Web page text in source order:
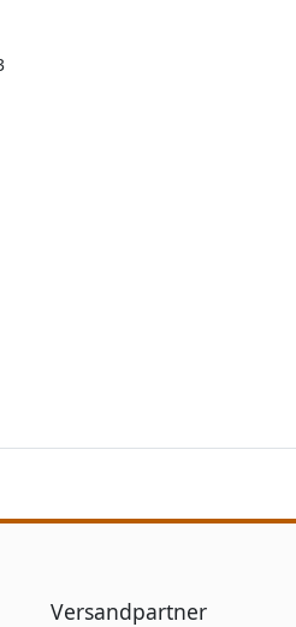
Versandpartner